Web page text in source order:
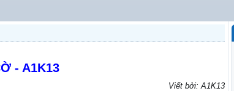
- A1K13
Viết bởi: A1K13